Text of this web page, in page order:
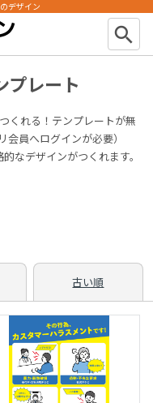
デザイン
search
プレート
くれる！テンプレートが無
員へログインが必要）
なデザインがつくれます。
古い順